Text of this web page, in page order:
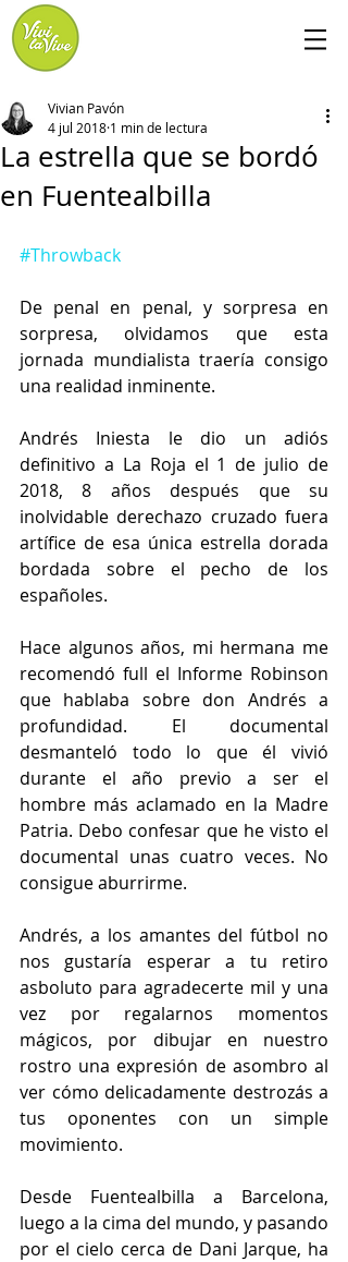
La estrella que se bordó
en Fuentealbilla
Vivian Pavón
4 jul 2018 1 min de lectura
#Throwback
De penal en penal, y sorpresa en
sorpresa, olvidamos que esta
jornada mundialista traería consigo
una realidad inminente.
Andrés Iniesta le dio un adiós
definitivo a La Roja el 1 de julio de
2018, 8 años después que su
inolvidable derechazo cruzado fuera
artífice de esa única estrella dorada
bordada sobre el pecho de los
españoles.
Hace algunos años, mi hermana me
recomendó full el Informe Robinson
que hablaba sobre don Andrés a
profundidad. El documental
desmanteló todo lo que él vivió
durante el año previo a ser el
hombre más aclamado en la Madre
Patria. Debo confesar que he visto el
documental unas cuatro veces. No
consigue aburrirme.
Andrés, a los amantes del fútbol no
nos gustaría esperar a tu retiro
asboluto para agradecerte mil y una
vez por regalarnos momentos
mágicos, por dibujar en nuestro
rostro una expresión de asombro al
ver cómo delicadamente destrozás a
tus oponentes con un simple
movimiento.
Desde Fuentealbilla a Barcelona,
luego a la cima del mundo, y pasando
por el cielo cerca de Dani Jarque, ha